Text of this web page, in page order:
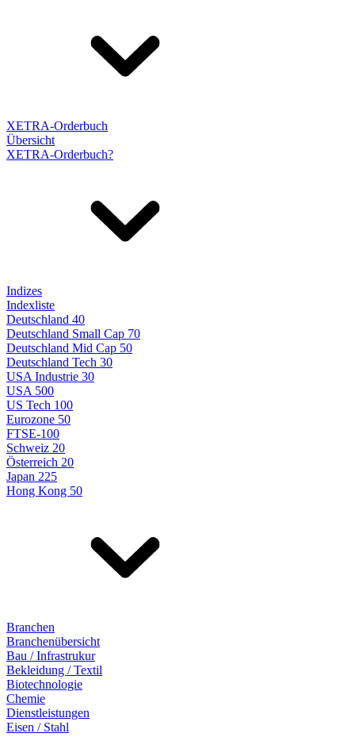
XETRA-Orderbuch
Übersicht
XETRA-Orderbuch?
Indizes
Indexliste
Deutschland 40
Deutschland Small Cap 70
Deutschland Mid Cap 50
Deutschland Tech 30
USA Industrie 30
USA 500
US Tech 100
Eurozone 50
FTSE-100
Schweiz 20
Österreich 20
Japan 225
Hong Kong 50
Branchen
Branchenübersicht
Bau / Infrastrukur
Bekleidung / Textil
Biotechnologie
Chemie
Dienstleistungen
Eisen / Stahl